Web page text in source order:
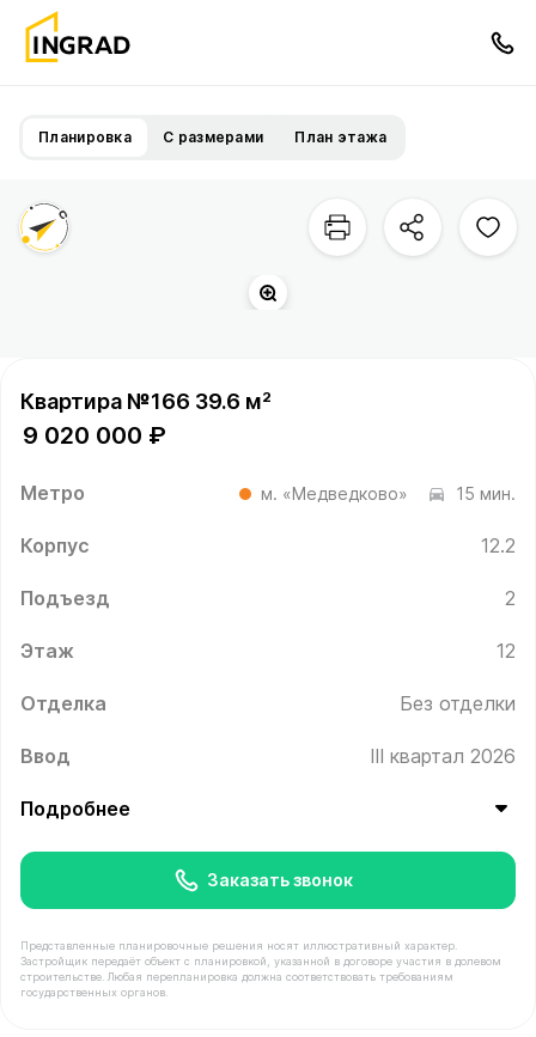
Планировка С размерами План этажа
Квартира №166 39.6 м²
9 020 000 ₽
Метро м. «Медведково» 15 мин.
Корпус 12.2
Подъезд 2
Этаж 12
Отделка Без отделки
Ввод III квартал 2026
Подробнее
Заказать звонок
Представленные планировочные решения носят иллюстративный характер.
Застройщик передаёт объект с планировкой, указанной в договоре участия в долевом
строительстве. Любая перепланировка должна соответствовать требованиям
государственных органов.